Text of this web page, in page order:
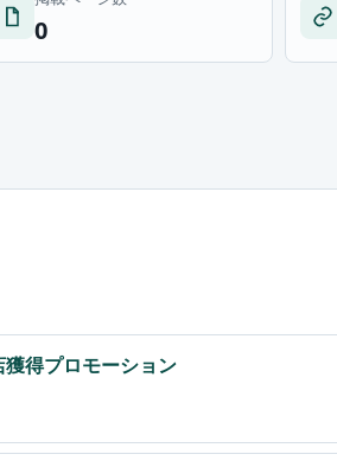
0
獲得プロモーション